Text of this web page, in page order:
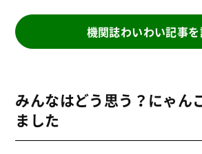
機関誌わいわい記事
みんなはどう思う？にゃん
ました